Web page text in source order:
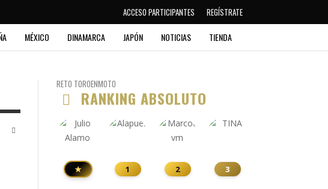
ACCESO PARTICIPANTES REGÍSTRATE
MÉXICO DINAMARCA JAPÓN NOTICIAS TIENDA
RETO TOROENMOTO
RANKING ABSOLUTO
★ 1 2 3